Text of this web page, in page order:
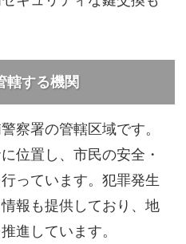
轄する機関
察署の管轄区域です。
位置し、市民の安全・
っています。犯罪発生
報も提供しており、地
進しています。